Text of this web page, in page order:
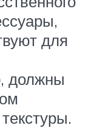
для
должны